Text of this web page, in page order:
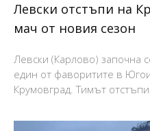
Левски отстъпи на
мач от новия сезон
Левски (Карлово) започна
един от фаворитите в
Крумовград. Тимът